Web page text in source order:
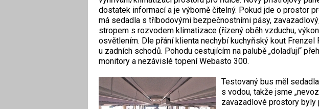
dostatek informací a je výborně čitelný. Pokud jde o prostor
má sedadla s tříbodovými bezpečnostními pásy,
stropem s rozvodem klimatizace (řízený oběh vzduchu,
osvětlením. Dle přání klienta nechybí kuchyňský kout Frenzel
u zadních schodů. Pohodu cestujícím na palubě „dolaďují“
monitory a nezávislé topení Webasto 300.
Testovaný bus měl
s vodou, takže jsme
zavazadlové prostory byly